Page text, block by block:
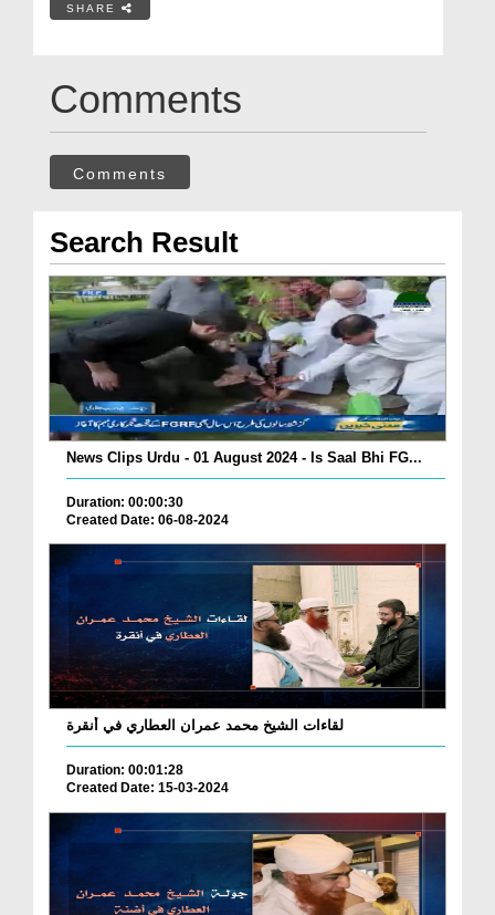
SHARE
Comments
Comments
Search Result
News Clips Urdu - 01 August 2024 - Is Saal Bhi FG...
Duration: 00:00:30
Created Date: 06-08-2024
لقاءات الشيخ محمد عمران العطاري في أنقرة
Duration: 00:01:28
Created Date: 15-03-2024